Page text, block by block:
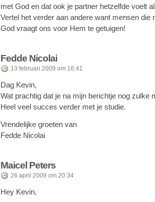
met God en dat ook je partner hetzelfde voelt
Vertel het verder aan andere want mensen die
God vraagt ons voor Hem te getuigen!
Fedde Nicolai
13 februari 2009 om 16:41
Dag Kevin,
Wat prachtig dat je na mijn berichtje nog zulke
Heel veel succes verder met je studie.
Vrendelijke groeten van
Fedde Nicolai
Maicel Peters
26 april 2009 om 20:34
Hey Kevin,